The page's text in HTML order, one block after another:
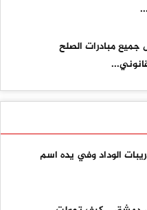
جميع مبادرات الصلح
الوداد وفي يده اسم